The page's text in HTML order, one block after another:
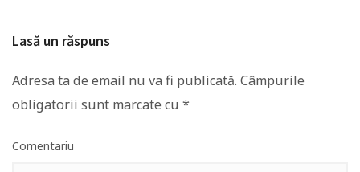
Lasă un răspuns
Adresa ta de email nu va fi publicată. Câmpurile
obligatorii sunt marcate cu *
Comentariu